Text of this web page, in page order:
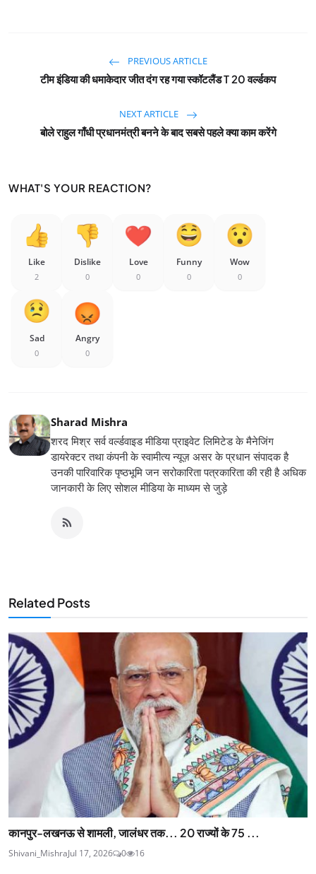
PREVIOUS ARTICLE
टीम इंडिया की धमाकेदार जीत दंग रह गया स्कॉटलैंड T 20 वर्ल्डकप
NEXT ARTICLE
बोले राहुल गाँधी प्रधानमंत्री बनने के बाद सबसे पहले क्या काम करेंगे
WHAT'S YOUR REACTION?
Like
2
Dislike
0
Love
0
Funny
0
Wow
0
Sad
0
Angry
0
Sharad Mishra
शरद मिश्र सर्व वर्ल्डवाइड मीडिया प्राइवेट लिमिटेड के मैनेजिंग
डायरेक्टर तथा कंपनी के स्वामीत्य न्यूज़ असर के प्रधान संपादक है
उनकी पारिवारिक पृष्ठभूमि जन सरोकारिता पत्रकारिता की रही है अधिक
जानकारी के लिए सोशल मीडिया के माध्यम से जुड़े
Related Posts
कानपुर-लखनऊ से शामली, जालंधर तक... 20 राज्यों के 75 ...
Shivani_MishraJul 17, 2026 0 16